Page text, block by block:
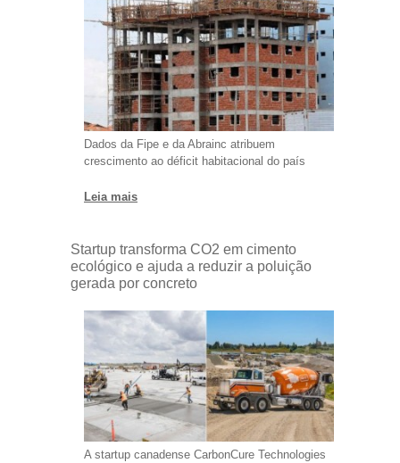
Dados da Fipe e da Abrainc atribuem
crescimento ao déficit habitacional do país
Leia mais
Startup transforma CO2 em cimento
ecológico e ajuda a reduzir a poluição
gerada por concreto
A startup canadense CarbonCure Technologies